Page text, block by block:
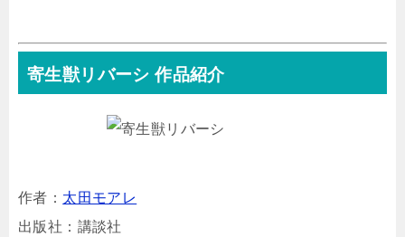
寄生獣リバーシ 作品紹介
作者： 太田モアレ
出版社：講談社